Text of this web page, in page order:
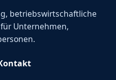
betriebswirtschaftliche
Unternehmen,